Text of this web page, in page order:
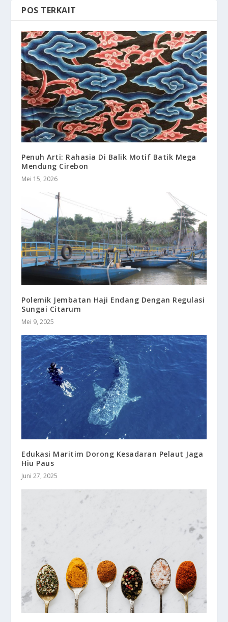
POS TERKAIT
Penuh Arti: Rahasia Di Balik Motif Batik Mega
Mendung Cirebon
Mei 15, 2026
Polemik Jembatan Haji Endang Dengan Regulasi
Sungai Citarum
Mei 9, 2025
Edukasi Maritim Dorong Kesadaran Pelaut Jaga
Hiu Paus
Juni 27, 2025